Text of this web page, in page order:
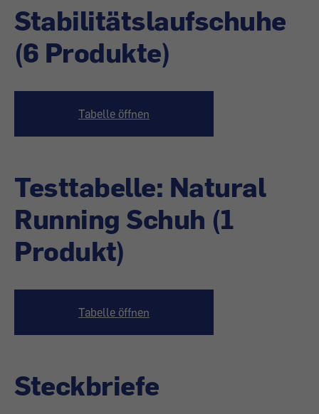
Stabilitätslaufschuhe
(6 Produkte)
Tabelle öffnen
Testtabelle: Natural
Running Schuh (1
Produkt)
Tabelle öffnen
Steckbriefe